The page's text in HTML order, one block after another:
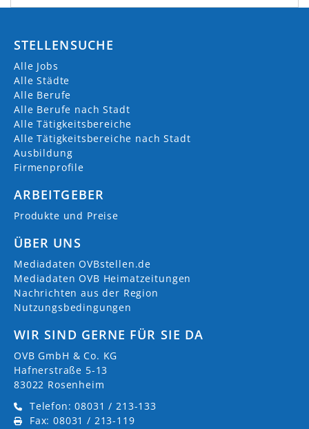
STELLENSUCHE
Alle Jobs
Alle Städte
Alle Berufe
Alle Berufe nach Stadt
Alle Tätigkeitsbereiche
Alle Tätigkeitsbereiche nach Stadt
Ausbildung
Firmenprofile
ARBEITGEBER
Produkte und Preise
ÜBER UNS
Mediadaten OVBstellen.de
Mediadaten OVB Heimatzeitungen
Nachrichten aus der Region
Nutzungsbedingungen
WIR SIND GERNE FÜR SIE DA
OVB GmbH & Co. KG
Hafnerstraße 5-13
83022 Rosenheim
Telefon: 08031 / 213-133
Fax: 08031 / 213-119